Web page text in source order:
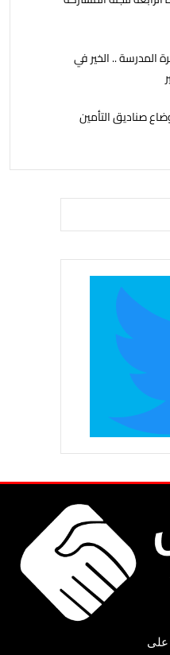
المدرسة .. الخير في
صناديق التأمين
على